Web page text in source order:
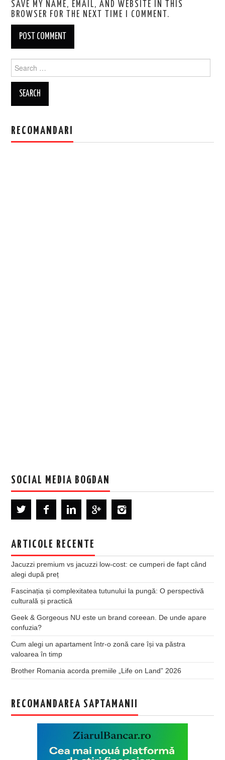
SAVE MY NAME, EMAIL, AND WEBSITE IN THIS
BROWSER FOR THE NEXT TIME I COMMENT.
for:
RECOMANDARI
SOCIAL MEDIA BOGDAN
ARTICOLE RECENTE
Jacuzzi premium vs jacuzzi low-cost: ce cumperi de fapt când
alegi după preț
Fascinația și complexitatea tutunului la pungă: O perspectivă
culturală și practică
Geek & Gorgeous NU este un brand coreean. De unde apare
confuzia?
Cum alegi un apartament într-o zonă care își va păstra
valoarea în timp
Brother Romania acorda premiile „Life on Land” 2026
RECOMANDAREA SAPTAMANII